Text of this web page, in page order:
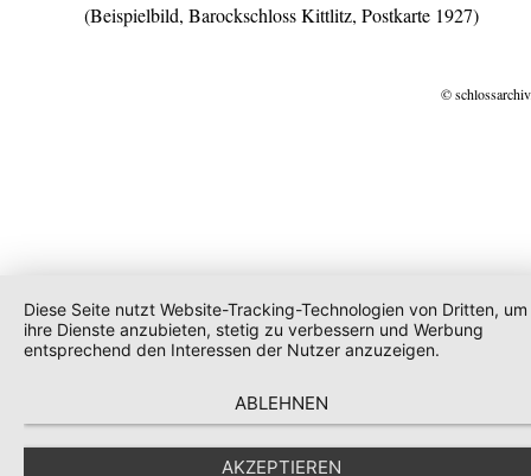
(Beispielbild, Barockschloss Kittlitz, Postkarte 1927)
©
Diese Seite nutzt Website-Tracking-Technologien von Dritten, um
ihre Dienste anzubieten, stetig zu verbessern und Werbung
entsprechend den Interessen der Nutzer anzuzeigen.
ABLEHNEN
AKZEPTIEREN